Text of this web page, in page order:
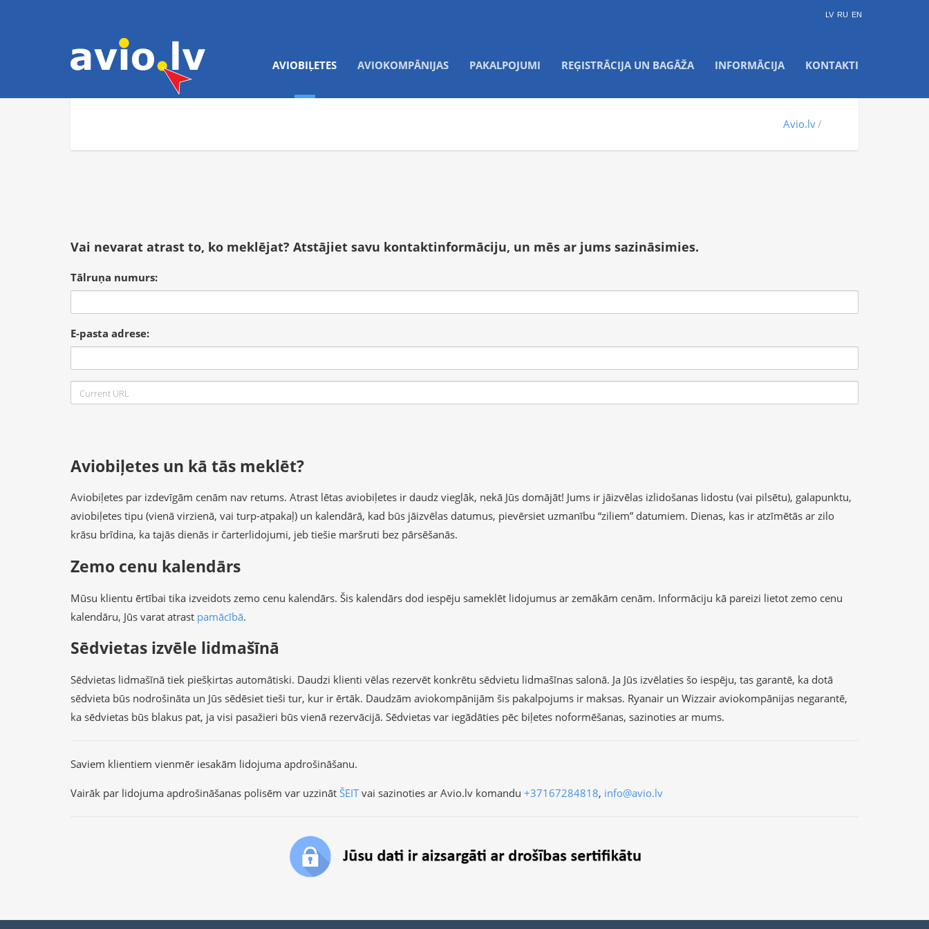
LV RU EN
AVIOBIĻETES AVIOKOMPĀNIJAS PAKALPOJUMI REĢISTRĀCIJA UN BAGĀŽA INFORMĀCIJA KONTAKTI
Avio.lv
Vai nevarat atrast to, ko meklējat? Atstājiet savu kontaktinformāciju, un mēs ar jums sazināsimies.
Tālruņa numurs:
E-pasta adrese:
Aviobiļetes un kā tās meklēt?
Aviobiļetes par izdevīgām cenām nav retums. Atrast lētas aviobiļetes ir daudz vieglāk, nekā Jūs domājāt! Jums ir jāizvēlas izlidošanas lidostu (vai pilsētu), galapunktu,
aviobiļetes tipu (vienā virzienā, vai turp-atpakaļ) un kalendārā, kad būs jāizvēlas datumus, pievērsiet uzmanību “ziliem” datumiem. Dienas, kas ir atzīmētās ar zilo
krāsu brīdina, ka tajās dienās ir čarterlidojumi, jeb tiešie maršruti bez pārsēšanās.
Zemo cenu kalendārs
Mūsu klientu ērtībai tika izveidots zemo cenu kalendārs. Šis kalendārs dod iespēju sameklēt lidojumus ar zemākām cenām. Informāciju kā pareizi lietot zemo cenu
kalendāru, Jūs varat atrast pamācībā.
Sēdvietas izvēle lidmašīnā
Sēdvietas lidmašīnā tiek piešķirtas automātiski. Daudzi klienti vēlas rezervēt konkrētu sēdvietu lidmašīnas salonā. Ja Jūs izvēlaties šo iespēju, tas garantē, ka dotā
sēdvieta būs nodrošināta un Jūs sēdēsiet tieši tur, kur ir ērtāk. Daudzām aviokompānijām šis pakalpojums ir maksas. Ryanair un Wizzair aviokompānijas negarantē,
ka sēdvietas būs blakus pat, ja visi pasažieri būs vienā rezervācijā. Sēdvietas var iegādāties pēc biļetes noformēšanas, sazinoties ar mums.
Saviem klientiem vienmēr iesakām lidojuma apdrošināšanu.
Vairāk par lidojuma apdrošināšanas polisēm var uzzināt ŠEITvai sazinoties ar Avio.lv komandu +37167284818, info@avio.lv